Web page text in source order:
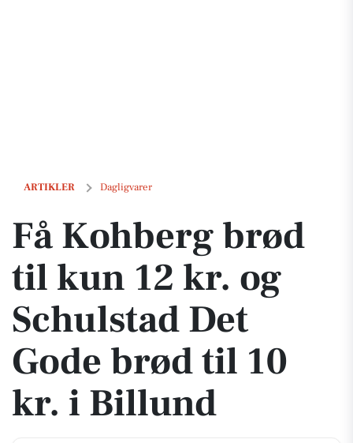
ARTIKLER Dagligvarer
Få Kohberg brød til kun 12 kr. og Schulstad Det Gode brød til 10 kr.
Få Kohberg brød
til kun 12 kr. og
Schulstad Det
Gode brød til 10
kr. i Billund